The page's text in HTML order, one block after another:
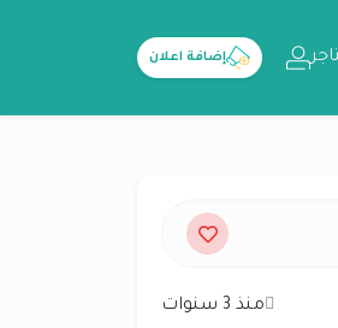
إضافة اعلان
منذ 3 سنوات